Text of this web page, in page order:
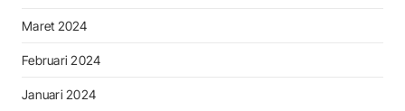
Maret 2024
Februari 2024
Januari 2024